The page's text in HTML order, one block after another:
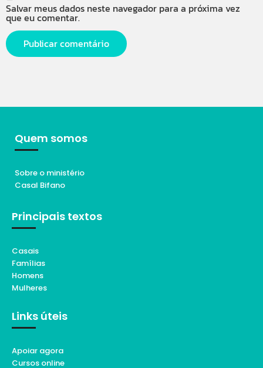
Salvar meus dados neste navegador para a próxima vez
que eu comentar.
Quem somos
Sobre o ministério
Casal Bifano
Principais textos
Casais
Famílias
Homens
Mulheres
Links úteis
Apoiar agora
Cursos online